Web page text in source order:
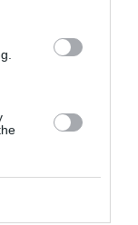
la
care ne va da
de ajutor şi lor